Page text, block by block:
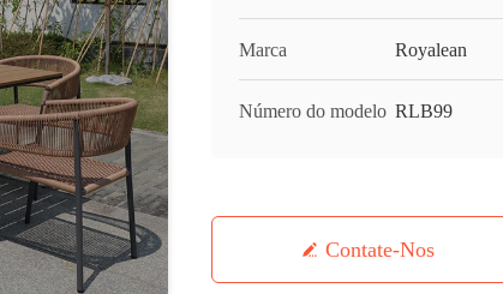
Marca Royalean
Número do modelo RLB99
Contate-Nos